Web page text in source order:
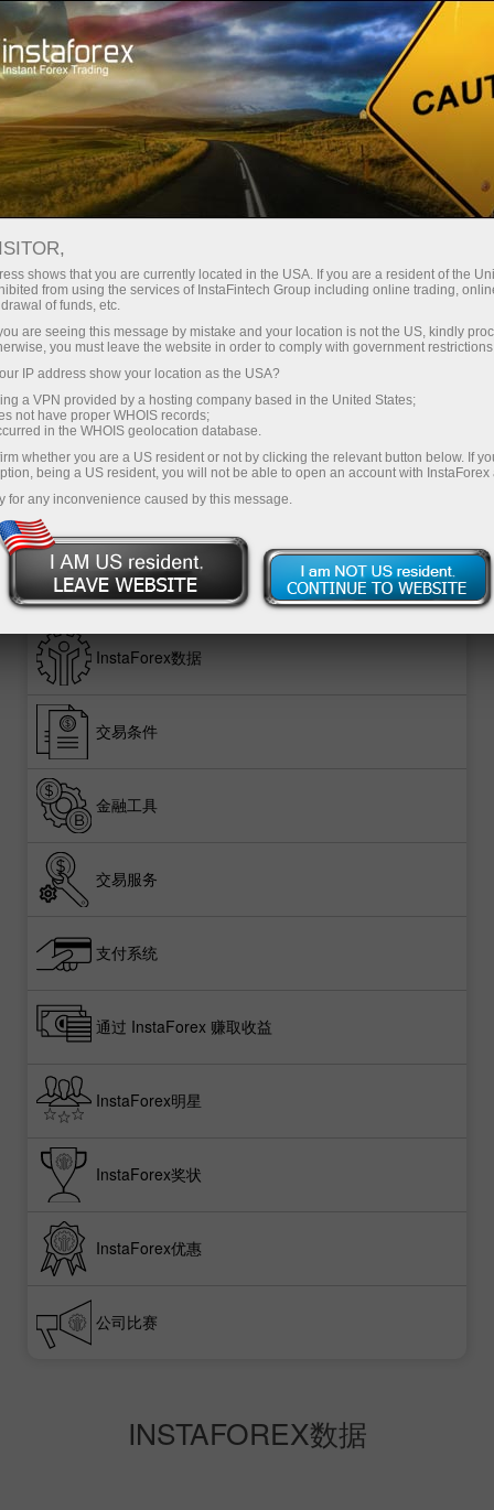
关于InstaForex
关于InstaForex
InstaForex品牌创立于2007年，目前已成为超过
700万交易者的首选。
InstaForex数据
交易条件
金融工具
交易服务
支付系统
通过 InstaForex 赚取收益
InstaForex明星
InstaForex奖状
InstaForex优惠
公司比赛
INSTAFOREX数据
shows that you are currently located in the USA. If you are a resident of the
from using the services of InstaFintech Group including online trading,
of funds, etc.
are seeing this message by mistake and your location is not the US, kindly
you must leave the website in order to comply with government
IP address show your location as the USA?
a VPN provided by a hosting company based in the United States;
not have proper WHOIS records;
in the WHOIS geolocation database.
whether you are a US resident or not by clicking the relevant button below. If
being a US resident, you will not be able to open an account with InstaForex
for any inconvenience caused by this message.